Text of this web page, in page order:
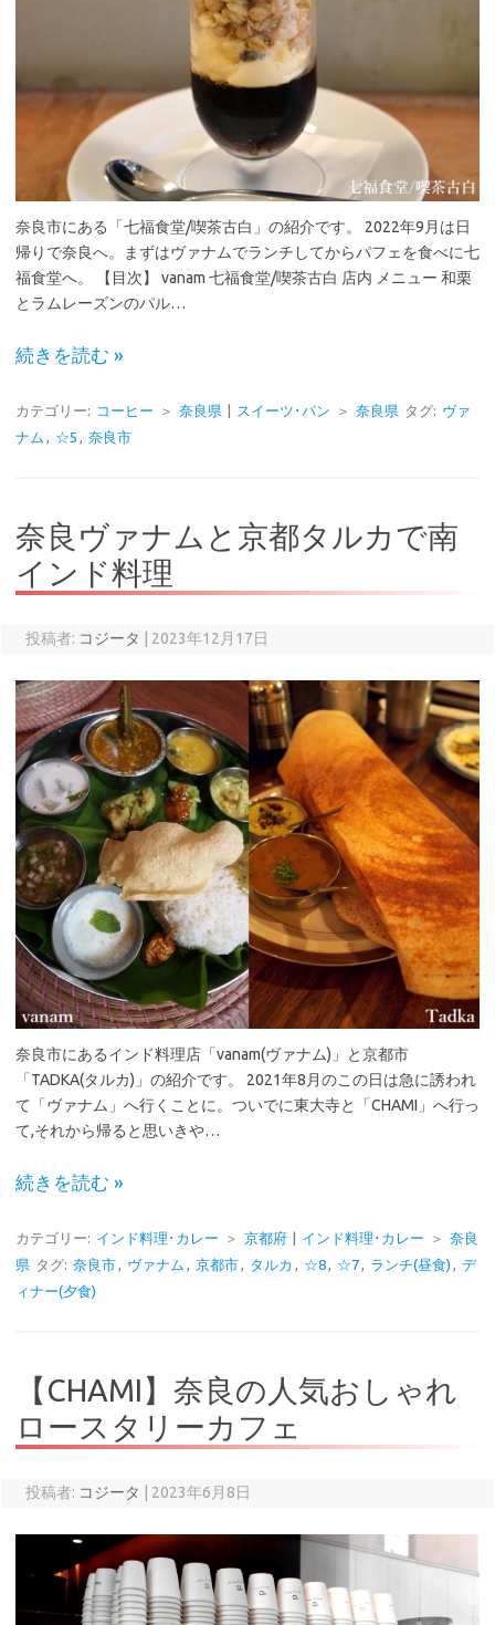
奈良市にある「七福食堂/喫茶古白」の紹介です。 2022年9月は日
帰りで奈良へ。まずはヴァナムでランチしてからパフェを食べに七
福食堂へ。 【目次】 vanam 七福食堂/喫茶古白 店内 メニュー 和栗
とラムレーズンのパル…
続きを読む »
カテゴリー: コーヒー ＞ 奈良県 スイーツ･パン ＞ 奈良県 タグ: ヴァ
ナム , ☆5 , 奈良市
奈良ヴァナムと京都タルカで南
インド料理
投稿者: コジータ 2023年12月17日
奈良市にあるインド料理店「vanam(ヴァナム)」と京都市
「TADKA(タルカ)」の紹介です。 2021年8月のこの日は急に誘われ
て「ヴァナム」へ行くことに。ついでに東大寺と「CHAMI」へ行っ
て,それから帰ると思いきや…
続きを読む »
カテゴリー: インド料理･カレー ＞ 京都府 インド料理･カレー ＞ 奈良
県 タグ: 奈良市, ヴァナム , 京都市, タルカ , ☆8, ☆7, ランチ(昼食) , デ
ィナー(夕食)
【CHAMI】奈良の人気おしゃれ
ロースタリーカフェ
投稿者: コジータ 2023年6月8日